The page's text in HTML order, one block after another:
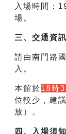
入場時間：
場。
三、交通資訊
請由南門路
入。
本館於18時
位較少，建
放）。
四、入場須知